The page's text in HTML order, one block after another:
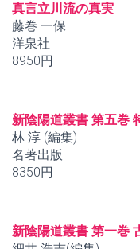
真言立川流の真実
藤巻 一保
洋泉社
8950円
新陰陽道叢書 第五巻
林 淳 (編集)
名著出版
8350円
新陰陽道叢書 第一巻